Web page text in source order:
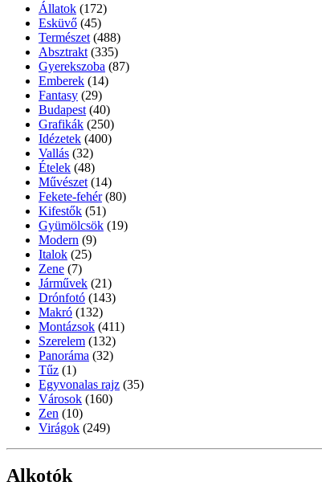
Állatok (172)
Esküvő (45)
Természet (488)
Absztrakt (335)
Gyerekszoba (87)
Emberek (14)
Fantasy (29)
Budapest (40)
Grafikák (250)
Idézetek (400)
Vallás (32)
Ételek (48)
Művészet (14)
Fekete-fehér (80)
Kifestők (51)
Gyümölcsök (19)
Modern (9)
Italok (25)
Zene (7)
Járművek (21)
Drónfotó (143)
Makró (132)
Montázsok (411)
Szerelem (132)
Panoráma (32)
Tűz (1)
Egyvonalas rajz (35)
Városok (160)
Zen (10)
Virágok (249)
Alkotók